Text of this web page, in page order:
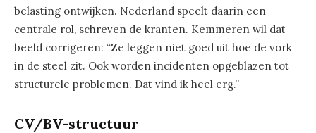
belasting ontwijken. Nederland speelt daarin een
centrale rol, schreven de kranten. Kemmeren wil dat
beeld corrigeren: “Ze leggen niet goed uit hoe de vork
in de steel zit. Ook worden incidenten opgeblazen tot
structurele problemen. Dat vind ik heel erg.”
CV/BV-structuur